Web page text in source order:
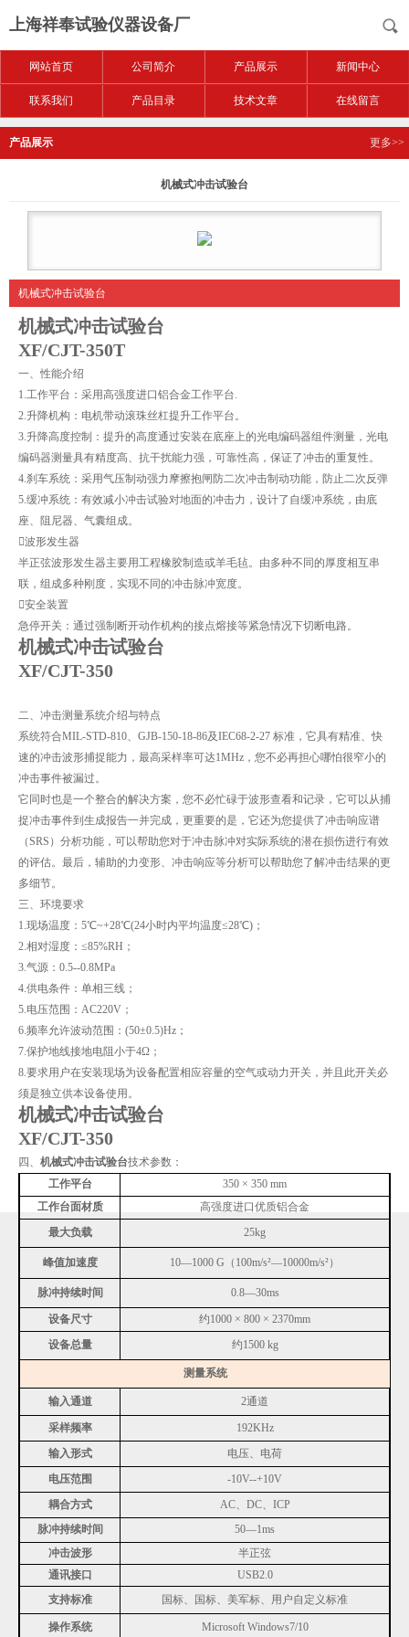
上海祥奉试验仪器设备厂
网站首页 公司简介 产品展示 新闻中心
联系我们 产品目录 技术文章 在线留言
产品展示 更多>>
机械式冲击试验台
机械式冲击试验台
机械式冲击试验台
XF/CJT-350T
一、性能介绍
1.工作平台：采用高强度进口铝合金工作平台.
2.升降机构：电机带动滚珠丝杠提升工作平台。
3.升降高度控制：提升的高度通过安装在底座上的光电编码器组件测量，光电
编码器测量具有精度高、抗干扰能力强，可靠性高，保证了冲击的重复性。
4.刹车系统：采用气压制动强力摩擦抱闸防二次冲击制动功能，防止二次反弹
5.缓冲系统：有效减小冲击试验对地面的冲击力，设计了自缓冲系统，由底
座、阻尼器、气囊组成。
波形发生器
半正弦波形发生器主要用工程橡胶制造或羊毛毡。由多种不同的厚度相互串
联，组成多种刚度，实现不同的冲击脉冲宽度。
安全装置
急停开关：通过强制断开动作机构的接点熔接等紧急情况下切断电路。
机械式冲击试验台
XF/CJT-350
二、冲击测量系统介绍与特点
系统符合MIL-STD-810、GJB-150-18-86及IEC68-2-27 标准，它具有精准、快
速的冲击波形捕捉能力，最高采样率可达1MHz，您不必再担心哪怕很窄小的
冲击事件被漏过。
它同时也是一个整合的解决方案，您不必忙碌于波形查看和记录，它可以从捕
捉冲击事件到生成报告一并完成，更重要的是，它还为您提供了冲击响应谱
（SRS）分析功能，可以帮助您对于冲击脉冲对实际系统的潜在损伤进行有效
的评估。最后，辅助的力变形、冲击响应等分析可以帮助您了解冲击结果的更
多细节。
三、环境要求
1.现场温度：5℃~+28℃(24小时内平均温度≤28℃)；
2.相对湿度：≤85%RH；
3.气源：0.5--0.8MPa
4.供电条件：单相三线；
5.电压范围：AC220V；
6.频率允许波动范围：(50±0.5)Hz；
7.保护地线接地电阻小于4Ω；
8.要求用户在安装现场为设备配置相应容量的空气或动力开关，并且此开关必
须是独立供本设备使用。
机械式冲击试验台
XF/CJT-350
四、 机械式冲击试验台技术参数：
工作平台
350 × 350 mm
工作台面材质
高强度进口优质铝合金
最大负载
25kg
峰值加速度 10—1000 G（100m/s²—10000m/s²）
脉冲持续时间 0.8—30ms
设备尺寸
约1000 × 800 × 2370mm
设备总量
约1500 kg
测量系统
输入通道 2通道
采样频率
192KHz
输入形式
电压、电荷
电压范围
-10V--+10V
耦合方式
AC、DC、ICP
脉冲持续时间
50—1ms
冲击波形
半正弦
通讯接口
USB2.0
支持标准
国标、国标、美军标、用户自定义标准
操作系统 Microsoft Windows7/10